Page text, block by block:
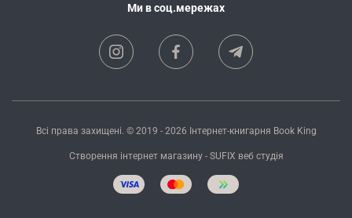
Ми в соц.мережах
Всі права захищені. © 2019 - 2026 Інтернет-книгарня Book King
Створення інтернет магазину- SUFIX веб студія